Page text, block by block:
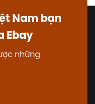
Nam bạn
Ebay
những